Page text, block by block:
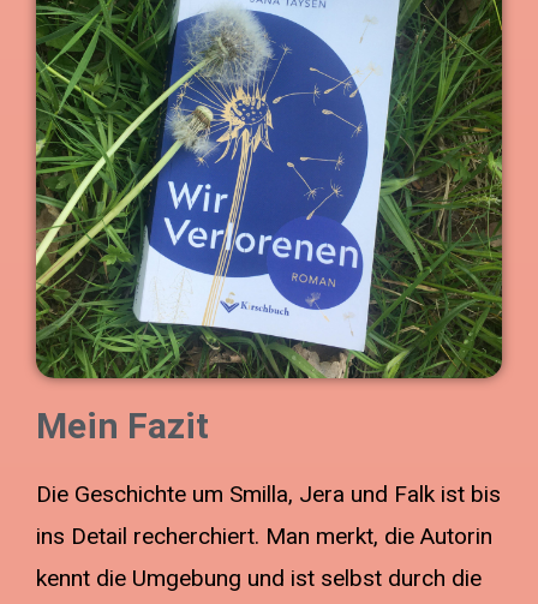
Mein Fazit
Die Geschichte um Smilla, Jera und Falk ist bis
ins Detail recherchiert. Man merkt, die Autorin
kennt die Umgebung und ist selbst durch die